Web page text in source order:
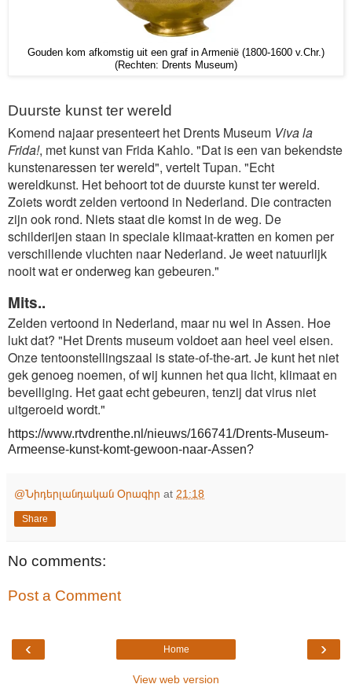
Gouden kom afkomstig uit een graf in Armenië (1800-1600 v.Chr.)
(Rechten: Drents Museum)
Duurste kunst ter wereld
Komend najaar presenteert het Drents Museum Viva la
Frida!, met kunst van Frida Kahlo. "Dat is een van bekendste
kunstenaressen ter wereld", vertelt Tupan. "Echt
wereldkunst. Het behoort tot de duurste kunst ter wereld.
Zoiets wordt zelden vertoond in Nederland. Die contracten
zijn ook rond. Niets staat die komst in de weg. De
schilderijen staan in speciale klimaat-kratten en komen per
verschillende vluchten naar Nederland. Je weet natuurlijk
nooit wat er onderweg kan gebeuren."
Mits..
Zelden vertoond in Nederland, maar nu wel in Assen. Hoe
lukt dat? "Het Drents museum voldoet aan heel veel eisen.
Onze tentoonstellingszaal is state-of-the-art. Je kunt het niet
gek genoeg noemen, of wij kunnen het qua licht, klimaat en
beveiliging. Het gaat echt gebeuren, tenzij dat virus niet
uitgeroeid wordt."
https://www.rtvdrenthe.nl/nieuws/166741/Drents-Museum-
Armeense-kunst-komt-gewoon-naar-Assen?
@Նիդերլանդական Օրագիր at 21:18
Share
No comments:
Post a Comment
‹ ›
Home
View web version